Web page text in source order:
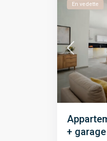
En vedette
+ garage